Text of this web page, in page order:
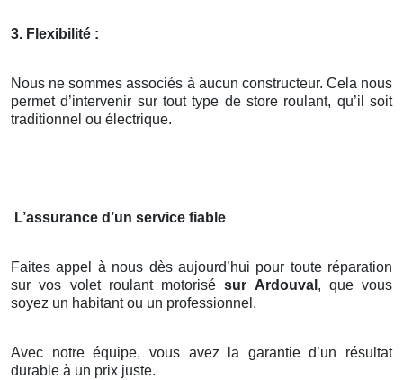
3. Flexibilité :
Nous ne sommes associés à aucun constructeur. Cela nous
permet d’intervenir sur tout type de store roulant, qu’il soit
traditionnel ou électrique.
L’assurance d’un service fiable
Faites appel à nous dès aujourd’hui pour toute réparation
sur vos volet roulant motorisésur Ardouval , que vous
soyez un habitant ou un professionnel.
Avec notre équipe, vous avez la garantie d’un résultat
durable à un prix juste.